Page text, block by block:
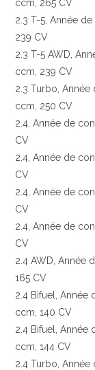
ccm, 265 CV
2.3 T-5, Année
239 CV
2.3 T-5 AWD,
ccm, 239 CV
2.3 Turbo, Année
ccm, 250 CV
2.4, Année de
CV
2.4, Année de
CV
2.4, Année de
CV
2.4, Année de
CV
2.4 AWD, Année
165 CV
2.4 Bifuel, Année
ccm, 140 CV
2.4 Bifuel, Année
ccm, 144 CV
2.4 Turbo, Année